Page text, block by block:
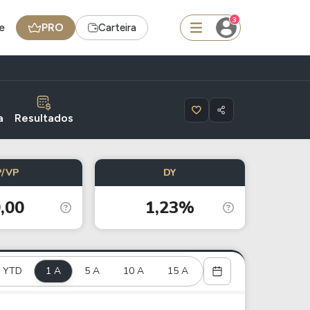
PRO Carteira
3
FII
Ideias
Agenda de Dividendos
Radar do Dividendo Inteligente
Resultados
VP DY
1,23%
YTD 1 A 5 A 10 A 15 A